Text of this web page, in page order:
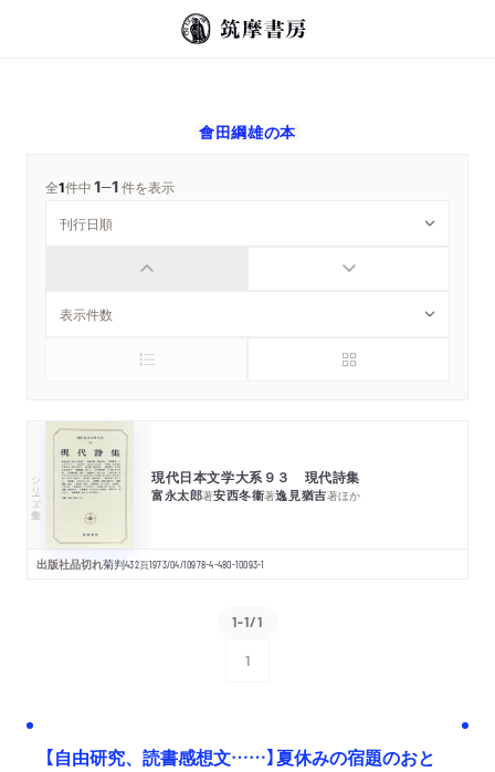
會田綱雄の本
全1件中1─1件を表示
シリーズ・全集 現代日本文学大系９３ 現代詩集
富永太郎著安西冬衞著逸見猶吉著ほか
出版社品切れ菊判432頁1973/04/10978-4-480-10093-1
1-1/1
1
【自由研究、読書感想文……】夏休みの宿題のおと